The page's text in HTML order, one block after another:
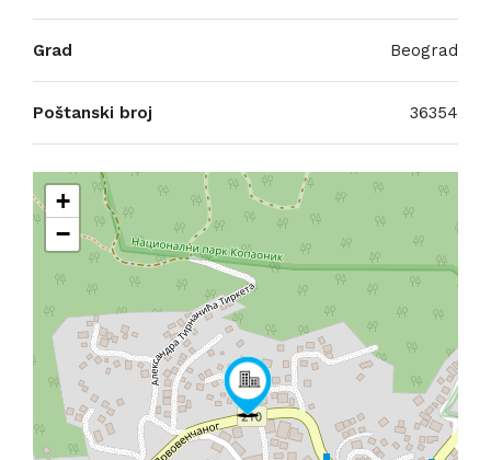
Grad Beograd
Poštanski broj 36354
+
−